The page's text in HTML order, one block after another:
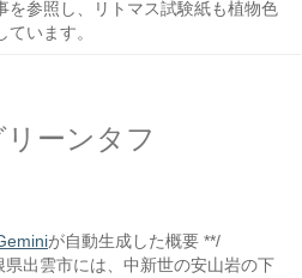
を参照し、リトマス試験紙も植物色
います。
ーンタフ
が自動生成した概要 **/
県出雲市には、中新世の安山岩の下